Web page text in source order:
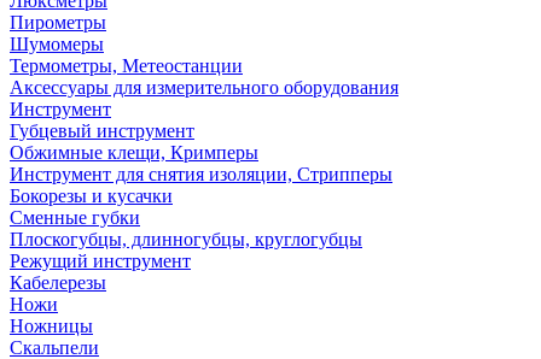
Пирометры
Шумомеры
Термометры, Метеостанции
Аксессуары для измерительного оборудования
Инструмент
Губцевый инструмент
Обжимные клещи, Кримперы
Инструмент для снятия изоляции, Стрипперы
Бокорезы и кусачки
Сменные губки
Плоскогубцы, длинногубцы, круглогубцы
Режущий инструмент
Кабелерезы
Ножи
Ножницы
Скальпели